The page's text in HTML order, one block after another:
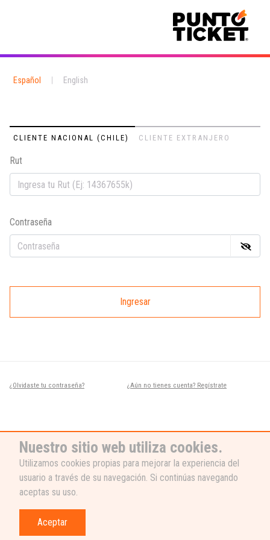
Español English
CLIENTE NACIONAL (CHILE) CLIENTE EXTRANJERO
Rut
Contraseña
Ingresar
¿Olvidaste tu contraseña? ¿Aún no tienes cuenta? Regístrate
Nuestro sitio web utiliza cookies.
Utilizamos cookies propias para mejorar la experiencia del
usuario a través de su navegación. Si continúas navegando
aceptas su uso.
Aceptar
¿NECESITAS AYUDA?
Nuestro equipo de soporte está listo